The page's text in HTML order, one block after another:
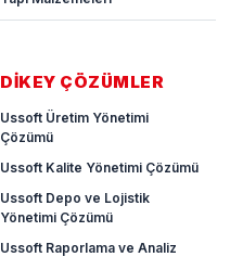
DİKEY ÇÖZÜMLER
Ussoft Üretim Yönetimi
Çözümü
Ussoft Kalite Yönetimi Çözümü
Ussoft Depo ve Lojistik
Yönetimi Çözümü
Ussoft Raporlama ve Analiz